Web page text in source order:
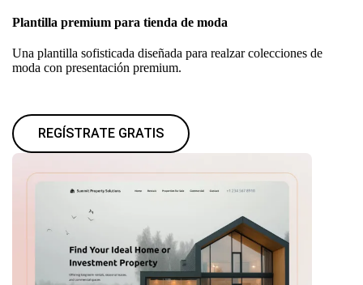
Plantilla premium para tienda de moda
Una plantilla sofisticada diseñada para realzar colecciones de
moda con presentación premium.
REGÍSTRATE GRATIS